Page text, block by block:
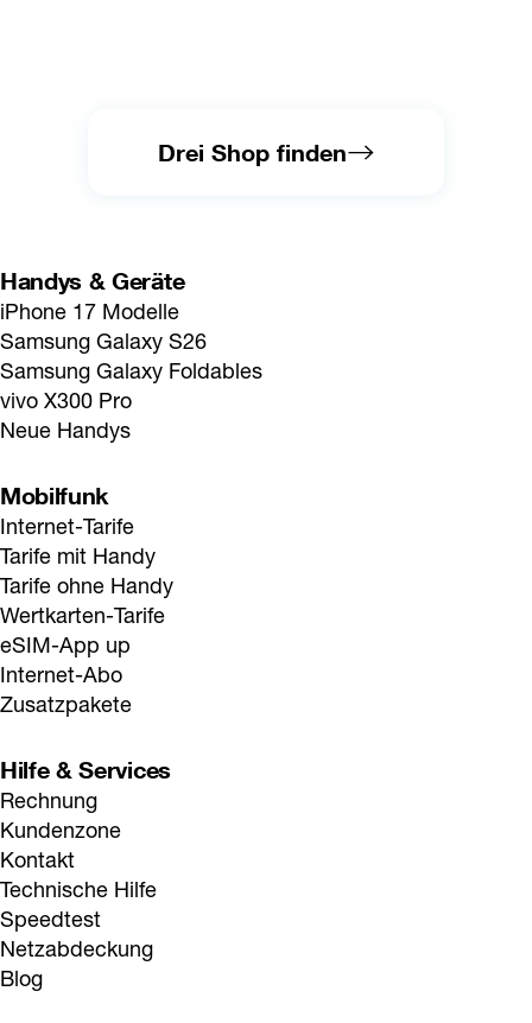
Drei Shop finden
Handys & Geräte
iPhone 17 Modelle
Samsung Galaxy S26
Samsung Galaxy Foldables
vivo X300 Pro
Neue Handys
Mobilfunk
Internet-Tarife
Tarife mit Handy
Tarife ohne Handy
Wertkarten-Tarife
eSIM-App up
Internet-Abo
Zusatzpakete
Hilfe & Services
Rechnung
Kundenzone
Kontakt
Technische Hilfe
Speedtest
Netzabdeckung
Blog